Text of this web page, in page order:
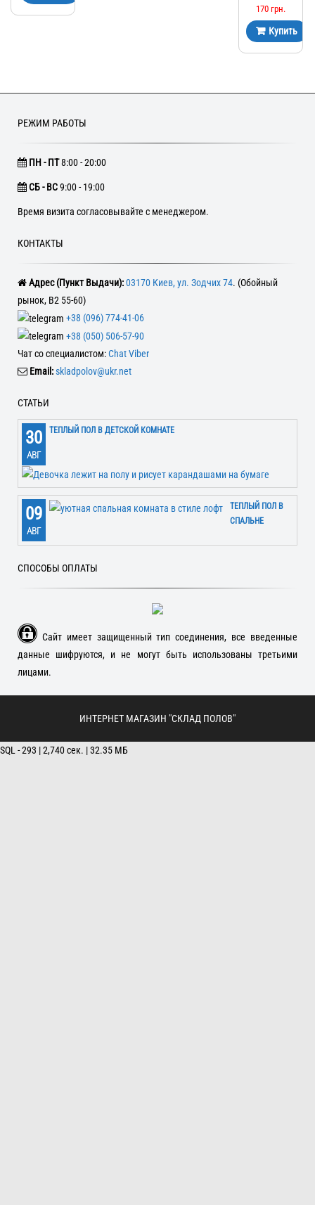
Оценка
5.00
из 5
170 грн.
Купить
РЕЖИМ РАБОТЫ
ПН - ПТ8:00 - 20:00
CБ - ВС9:00 - 19:00
Время визита согласовывайте с менеджером.
КОНТАКТЫ
Адрес (Пункт Выдачи):03170 Киев, ул. Зодчих 74. (Обойный
рынок, В2 55-60)
+38 (096) 774-41-06
+38 (050) 506-57-90
Чат со специалистом:Chat Viber
Email:skladpolov@ukr.net
СТАТЬИ
30
АВГ
ТЕПЛЫЙ ПОЛ В ДЕТСКОЙ КОМНАТЕ
09
АВГ
ТЕПЛЫЙ ПОЛ В
СПАЛЬНЕ
СПОСОБЫ ОПЛАТЫ
Сайт имеет защищенный тип соединения, все введенные
данные шифруются, и не могут быть использованы третьими
лицами.
ИНТЕРНЕТ МАГАЗИН "СКЛАД ПОЛОВ"
SQL - 293 | 2,740 сек. | 32.35 МБ